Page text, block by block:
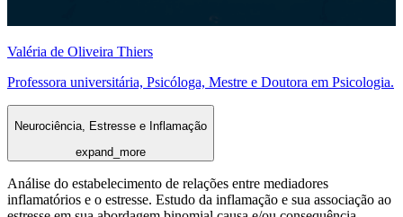
Valéria de Oliveira Thiers
Professora universitária, Psicóloga, Mestre e Doutora em Psicologia.
Neurociência, Estresse e Inflamação
expand_more
Análise do estabelecimento de relações entre mediadores
inflamatórios e o estresse. Estudo da inflamação e sua associação ao